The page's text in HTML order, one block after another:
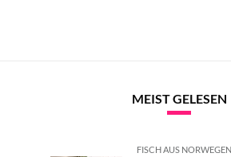
MEIST GELESEN
FISCH AUS NORWEGEN